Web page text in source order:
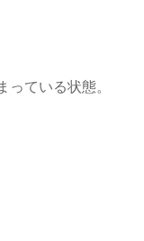
ている状態。